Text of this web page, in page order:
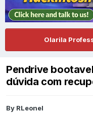
Olarila
Pendrive
dúvida com
By RLeonel